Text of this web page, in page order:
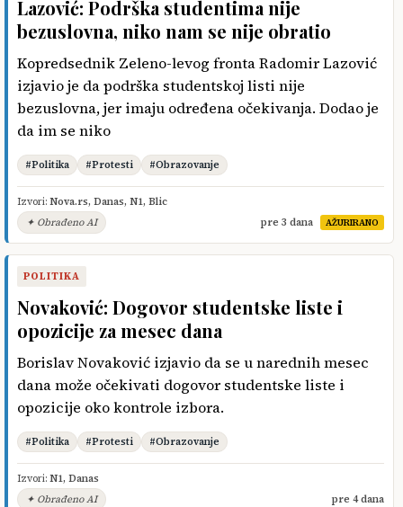
Lazović: Podrška studentima nije
bezuslovna, niko nam se nije obratio
Kopredsednik Zeleno-levog fronta Radomir Lazović
izjavio je da podrška studentskoj listi nije
bezuslovna, jer imaju određena očekivanja. Dodao je
da im se niko
#Politika #Protesti #Obrazovanje
Izvori: Nova.rs, Danas, N1, Blic
✦ Obrađeno AI
pre 3 dana AŽURIRANO
POLITIKA
Novaković: Dogovor studentske liste i
opozicije za mesec dana
Borislav Novaković izjavio da se u narednih mesec
dana može očekivati dogovor studentske liste i
opozicije oko kontrole izbora.
#Politika #Protesti #Obrazovanje
Izvori: N1, Danas
✦ Obrađeno AI
pre 4 dana